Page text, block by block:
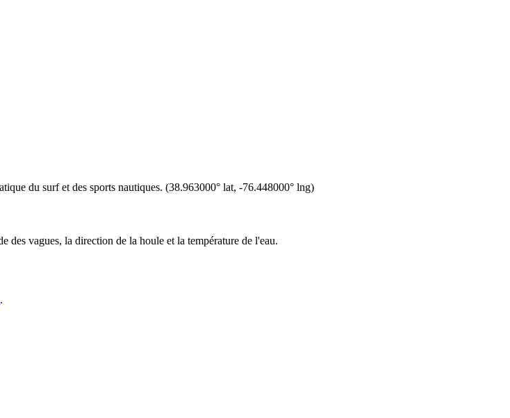
du surf et des sports nautiques. (38.963000° lat, -76.448000° lng)
des vagues, la direction de la houle et la température de l'eau.
.